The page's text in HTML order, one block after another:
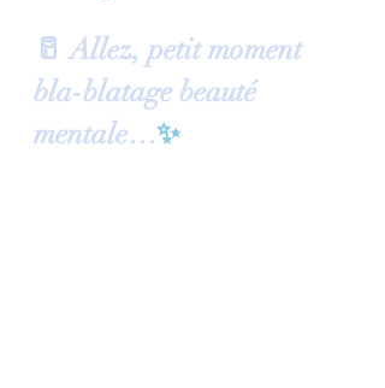
🥛 Allez, petit moment
bla-blatage beauté
mentale…✨